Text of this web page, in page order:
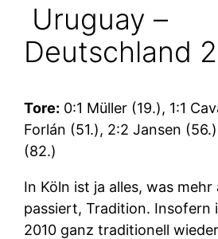
Uruguay –
Deutschland
Tore: 0:1 Müller (19.), 1:1
Forlán (51.), 2:2 Jansen
(82.)
In Köln ist ja alles, was mehr
passiert, Tradition. Insofern
2010 ganz traditionell